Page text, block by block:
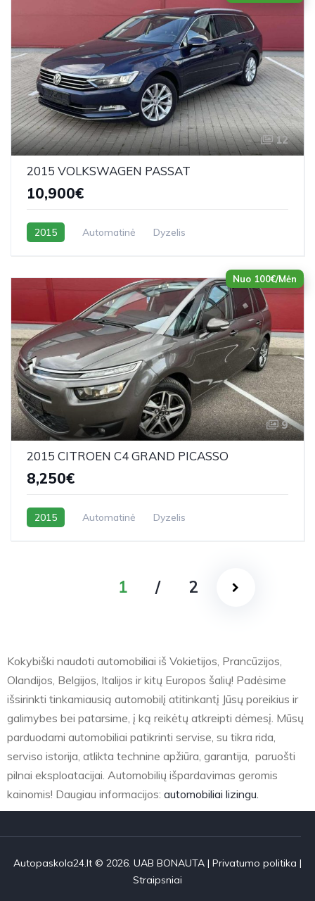
12
2015 VOLKSWAGEN PASSAT
10,900€
2015 Automatinė Dyzelis
Nuo 100€/Mėn
9
2015 CITROEN C4 GRAND PICASSO
8,250€
2015 Automatinė Dyzelis
1 / 2
Kokybiški naudoti automobiliai iš Vokietijos, Prancūzijos,
Olandijos, Belgijos, Italijos ir kitų Europos šalių! Padėsime
išsirinkti tinkamiausią automobilį atitinkantį Jūsų poreikius ir
galimybes bei patarsime, į ką reikėtų atkreipti dėmesį. Mūsų
parduodami automobiliai patikrinti servise, su tikra rida,
serviso istorija, atlikta technine apžiūra, garantija, paruošti
pilnai eksploatacijai. Automobilių išpardavimas geromis
kainomis! Daugiau informacijos: automobiliai lizingu.
Autopaskola24.lt © 2026. UAB BONAUTA | Privatumo politika |
Straipsniai